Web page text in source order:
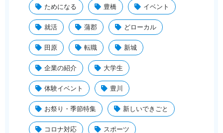
ためになる 豊橋 イベント
就活 蒲郡 どローカル
田原 転職 新城
企業の紹介 大学生
体験イベント 豊川
お祭り・季節特集 新しいできごと
コロナ対応 スポーツ